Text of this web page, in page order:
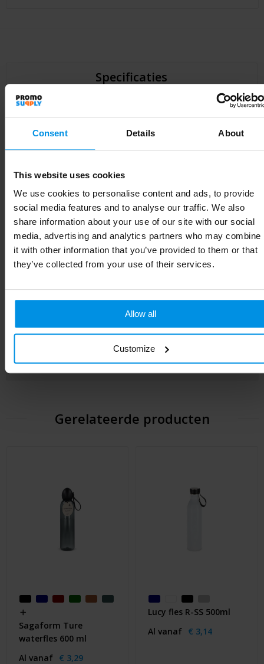
Consent Details About
This website uses cookies
We use cookies to personalise content and ads, to provide
social media features and to analyse our traffic. We also
share information about your use of our site with our social
media, advertising and analytics partners who may combine
it with other information that you’ve provided to them or that
they’ve collected from your use of their services.
Allow all
Customize
Specificaties
Specificaties
Artikelnummer 50961
Merk
Gewicht 372.1 g
Diameter 6.7 cm
Afmeting 22.5 x ø 6.7 cm
22.5 cm
Gerelateerde producten
Sagaform Ture
waterfles 600 ml
Al vanaf € 3,29
Lucy fles R-SS 500ml
Al vanaf € 3,14